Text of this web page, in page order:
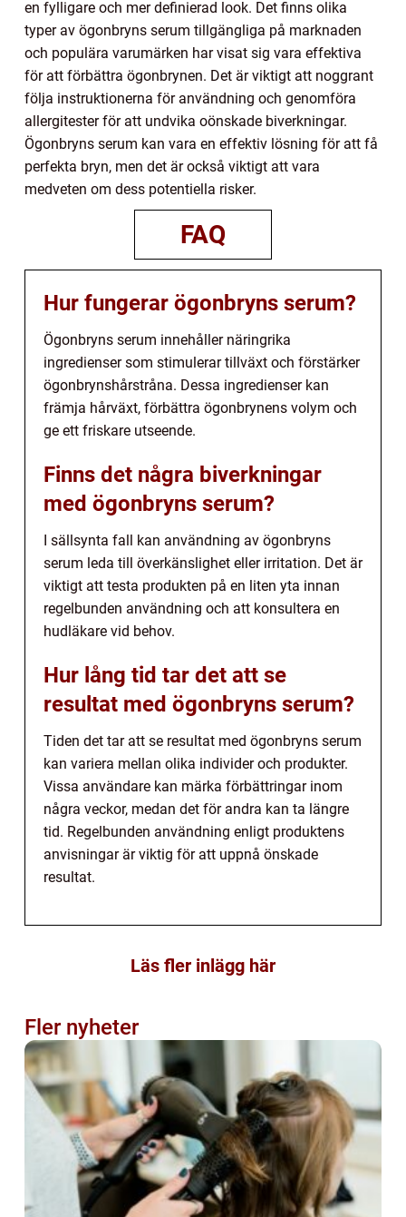
en fylligare och mer definierad look. Det finns olika
typer av ögonbryns serum tillgängliga på marknaden
och populära varumärken har visat sig vara effektiva
för att förbättra ögonbrynen. Det är viktigt att noggrant
följa instruktionerna för användning och genomföra
allergitester för att undvika oönskade biverkningar.
Ögonbryns serum kan vara en effektiv lösning för att få
perfekta bryn, men det är också viktigt att vara
medveten om dess potentiella risker.
FAQ
Hur fungerar ögonbryns serum?
Ögonbryns serum innehåller näringrika
ingredienser som stimulerar tillväxt och förstärker
ögonbrynshårstråna. Dessa ingredienser kan
främja hårväxt, förbättra ögonbrynens volym och
ge ett friskare utseende.
Finns det några biverkningar
med ögonbryns serum?
I sällsynta fall kan användning av ögonbryns
serum leda till överkänslighet eller irritation. Det är
viktigt att testa produkten på en liten yta innan
regelbunden användning och att konsultera en
hudläkare vid behov.
Hur lång tid tar det att se
resultat med ögonbryns serum?
Tiden det tar att se resultat med ögonbryns serum
kan variera mellan olika individer och produkter.
Vissa användare kan märka förbättringar inom
några veckor, medan det för andra kan ta längre
tid. Regelbunden användning enligt produktens
anvisningar är viktig för att uppnå önskade
resultat.
Läs fler inlägg här
Fler nyheter